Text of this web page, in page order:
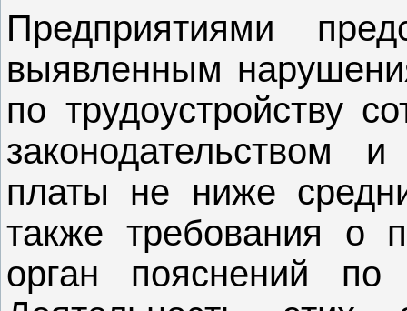
Предприятиями
выявленным
по трудоустройству
законодательством
платы не ниже
также требования о
орган пояснений